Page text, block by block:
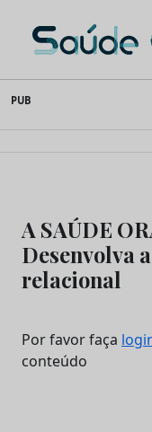
to
content
Saúde Oral
PUB
A SAÚDE
Desenvolva
relacional
Por favor faça
conteúdo